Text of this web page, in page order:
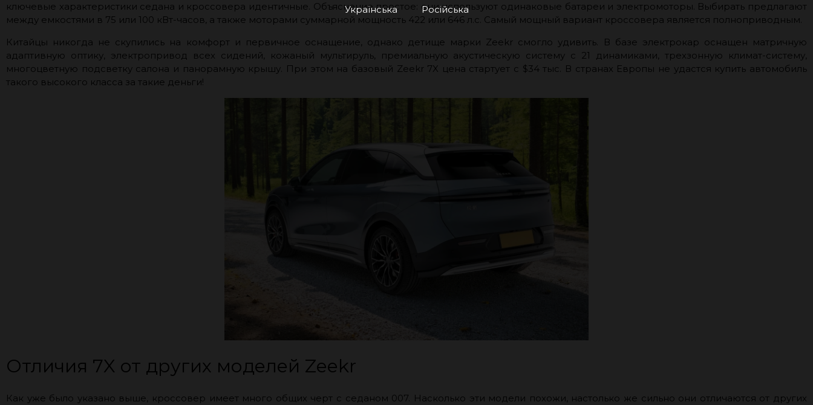
Українська Російська
ключевые характеристики седана и кроссовера идентичные. Объяснение простое: они используют одинаковые батареи и электромоторы. Выбирать предлагают
между емкостями в 75 или 100 кВт-часов, а также моторами суммарной мощность 422 или 646 л.с. Самый мощный вариант кроссовера является полноприводным.
Китайцы никогда не скупились на комфорт и первичное оснащение, однако детище марки Zeekr смогло удивить. В базе электрокар оснащен матричную
адаптивную оптику, электропривод всех сидений, кожаный мультируль, премиальную акустическую систему с 21 динамиками, трехзонную климат-систему,
многоцветную подсветку салона и панорамную крышу. При этом на базовый Zeekr 7X цена стартует с $34 тыс. В странах Европы не удастся купить автомобиль
такого высокого класса за такие деньги!
Отличия 7X от других моделей Zeekr
Как уже было указано выше, кроссовер имеет много общих черт с седаном 007. Насколько эти модели похожи, настолько же сильно они отличаются от других